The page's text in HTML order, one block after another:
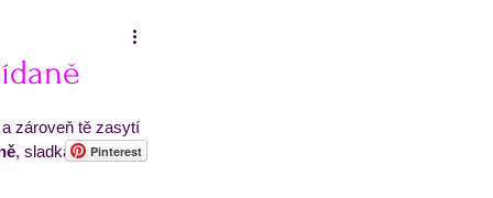
Vánoce
na hubnutí
zároveň tě zasytí
, sladká svačina
Pinterest